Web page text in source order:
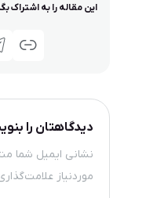
این مقاله را به اشتراک
دیدگاهتان را
نشانی ایمیل شما
موردنیاز